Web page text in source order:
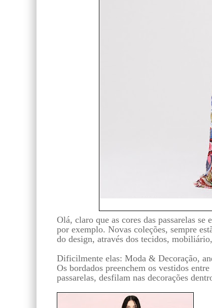
Olá, claro que as cores das passarelas se
por exemplo. Novas coleções, sempre
do design, através dos tecidos,
Dificilmente elas: Moda & Decoração,
Os bordados preenchem os vestidos
passarelas, desfilam nas decorações